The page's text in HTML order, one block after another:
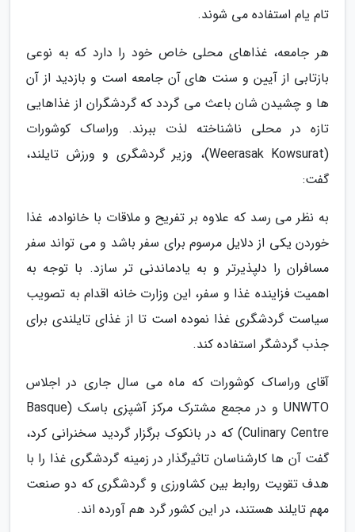
تام یام استفاده می شوند.
هر جامعه، غذاهای محلی خاص خود را دارد که به نوعی
بازتابی از آیین و سنت های آن جامعه است و بازدید از آن
ها و چشیدن شان باعث می گردد که گردشگران از غذاهایی
تازه در محلی ناشناخته لذت ببرند. وراساک کوشورات
(Weerasak Kowsurat)، وزیر گردشگری و ورزش تایلند،
گفت:
به نظر می رسد که علاوه بر تفریح و ملاقات با خانواده، غذا
خوردن یکی از دلایل مرسوم برای سفر باشد و می تواند سفر
مسافران را دلپذیرتر و به یادماندنی تر سازد. با توجه به
اهمیت فزاینده غذا و سفر، این وزارت خانه اقدام به تصویب
سیاست گردشگری غذا نموده است تا از غذای تایلندی برای
جذب گردشگر استفاده کند.
آقای وراساک کوشورات که ماه می سال جاری در اجلاس
UNWTO و در مجمع مشترک مرکز آشپزی باسک (Basque
Culinary Centre) که در بانکوک برگزار گردید سخنرانی کرد،
گفت آن ها کارشناسان تاثیرگذار در زمینه گردشگری غذا را با
هدف تقویت روابط بین کشاورزی و گردشگری که دو صنعت
مهم تایلند هستند، در این کشور گرد هم آورده اند.